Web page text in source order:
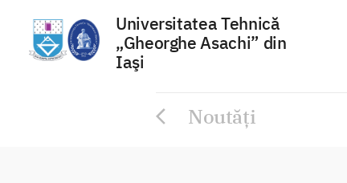
Universitatea Tehnică
„Gheorghe Asachi” din
Iaşi
Noutăți